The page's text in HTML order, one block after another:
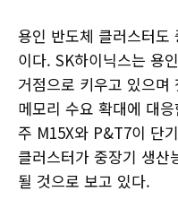
용인 반도체 클러스터도
이다. SK하이닉스는 용
거점으로 키우고 있으
메모리 수요 확대에 대
주 M15X와 P&T7이 단
클러스터가 중장기 생산
될 것으로 보고 있다.